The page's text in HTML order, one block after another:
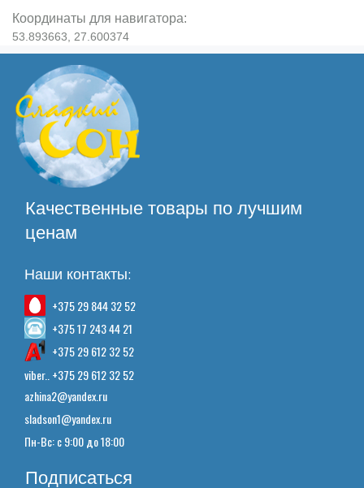
Координаты для навигатора:
53.893663, 27.600374
Качественные товары по лучшим
ценам
Наши контакты:
+375 29 844 32 52
+375 17 243 44 21
+375 29 612 32 52
viber.. +375 29 612 32 52
azhina2@yandex.ru
sladson1@yandex.ru
Пн-Вс: с 9:00 до 18:00
Подписаться